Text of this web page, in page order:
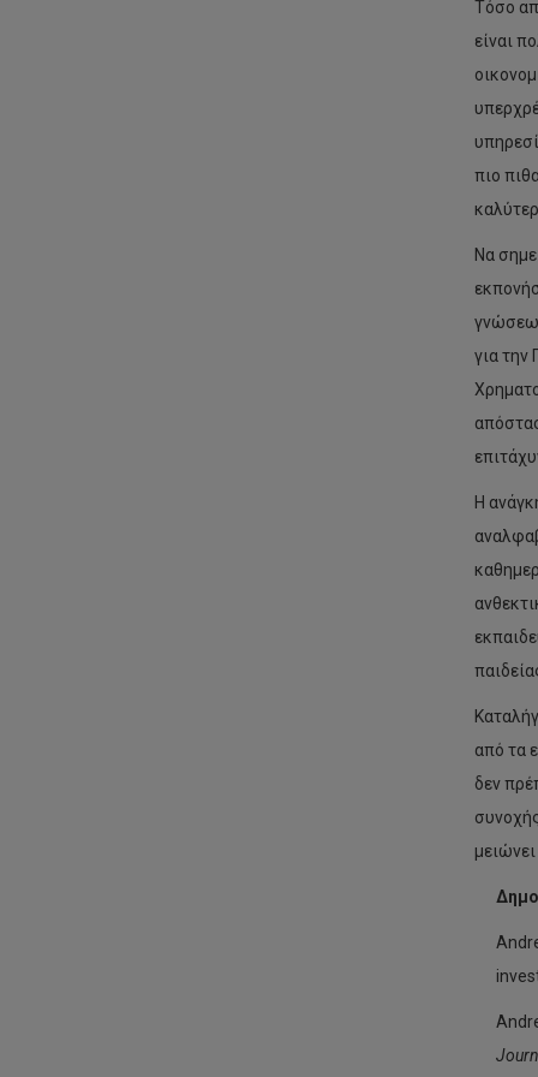
Τόσο
είναι
πιο
Να
για
Η
από τα
δεν